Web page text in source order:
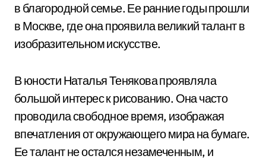
в благородной семье. Ее ранние годы прошли
в Москве, где она проявила великий талант в
изобразительном искусстве.
В юности Наталья Тенякова проявляла
большой интерес к рисованию. Она часто
проводила свободное время, изображая
впечатления от окружающего мира на бумаге.
Ее талант не остался незамеченным, и